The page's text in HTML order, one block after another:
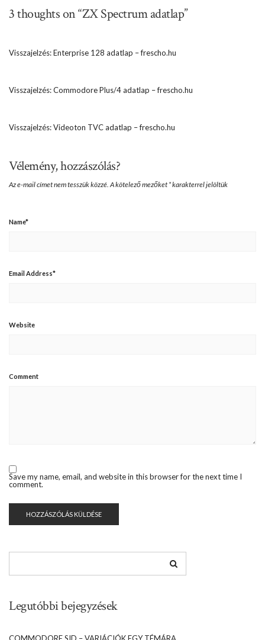
3 thoughts on “ZX Spectrum adatlap”
Visszajelzés:Enterprise 128 adatlap – frescho.hu
Visszajelzés:Commodore Plus/4 adatlap – frescho.hu
Visszajelzés:Videoton TVC adatlap – frescho.hu
Vélemény, hozzászólás?
Az e-mail címet nem tesszük közzé. A kötelező mezőket *karakterrel jelöltük
Name*
Email Address*
Website
Comment
Save my name, email, and website in this browser for the next time I
comment.
Legutóbbi bejegyzések